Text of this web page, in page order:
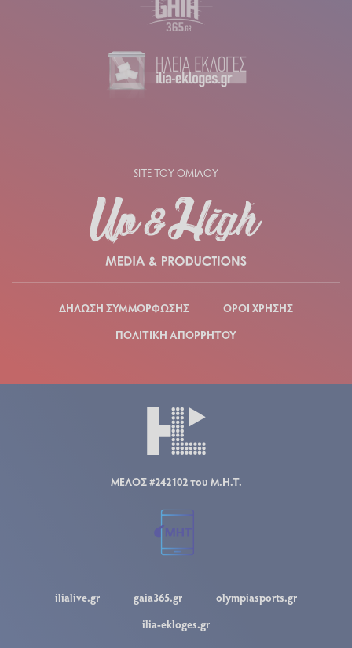
SITE ΤΟΥ ΟΜΙΛΟΥ
ΔΗΛΩΣΗ ΣΥΜΜΟΡΦΩΣΗΣ
ΟΡΟΙ ΧΡΗΣΗΣ
ΠΟΛΙΤΙΚΗ ΑΠΟΡΡΗΤΟΥ
ΜΕΛΟΣ #242102 του Μ.Η.Τ.
ilialive.gr gaia365.gr
olympiasports.gr
ilia-ekloges.gr